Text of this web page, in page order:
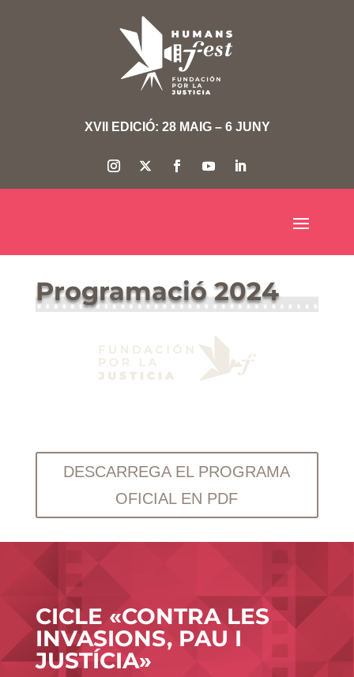
XVII EDICIÓ: 28 MAIG – 6 JUNY
Programació 2024
DESCARREGA EL PROGRAMA
OFICIAL EN PDF
CICLE «CONTRA LES
INVASIONS, PAU I
JUSTÍCIA»